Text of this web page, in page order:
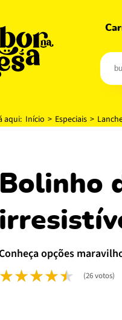
aqui: Início > Especiais >
bolinho de mandioca com queijo: crocância
conheça opções
(26 votos)